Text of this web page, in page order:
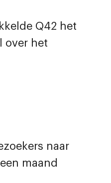
Q42 het
over het
naar
maand